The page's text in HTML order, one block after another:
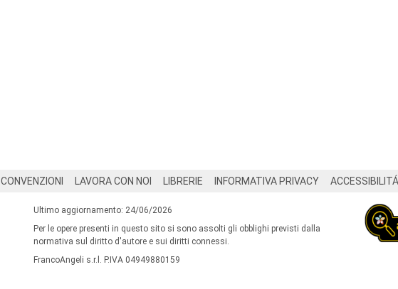
CONVENZIONI LAVORA CON NOI LIBRERIE INFORMATIVA PRIVACY ACCESSIBILITÁ
Ultimo aggiornamento: 24/06/2026
Per le opere presenti in questo sito si sono assolti gli obblighi previsti dalla
normativa sul diritto d'autore e sui diritti connessi.
FrancoAngeli s.r.l. P.IVA 04949880159